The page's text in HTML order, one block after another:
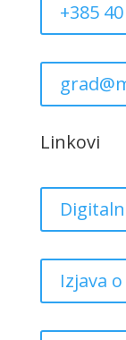
+385
Linkovi
Izjava